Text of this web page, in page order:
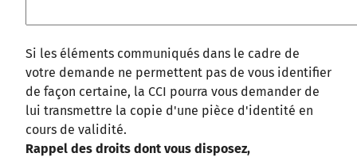
Si les éléments communiqués dans le cadre de
votre demande ne permettent pas de vous identifier
de façon certaine, la CCI pourra vous demander de
lui transmettre la copie d'une pièce d'identité en
cours de validité.
Rappel des droits dont vous disposez,